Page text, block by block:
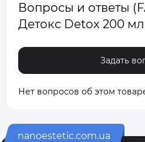
Вопросы и ответы
Детокс Detox 200
Задать
Нет вопросов об этом
nanoestetic.com.ua